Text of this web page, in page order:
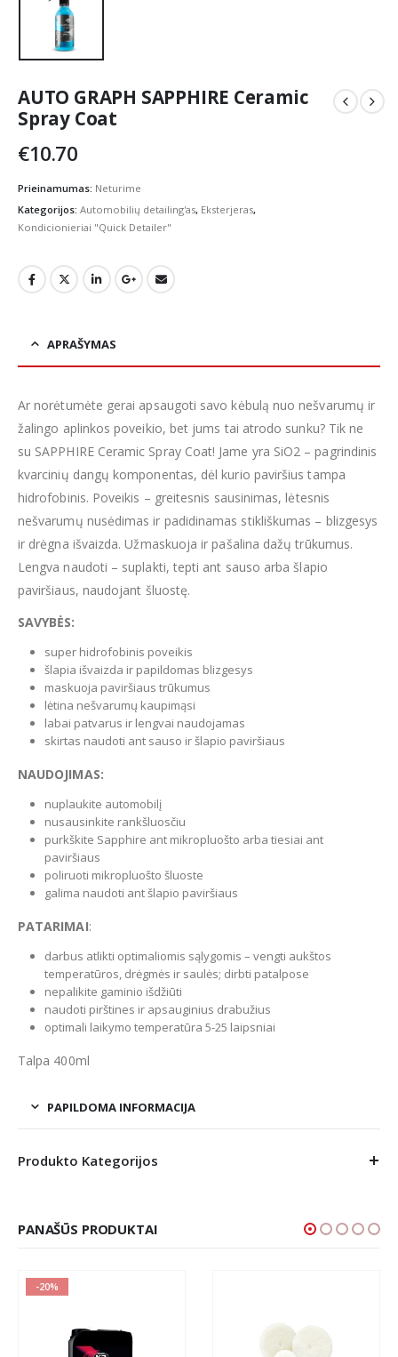
AUTO GRAPH SAPPHIRE Ceramic
Spray Coat
€10.70
Prieinamumas: Neturime
Kategorijos: Automobilių detailing'as, Eksterjeras,
Kondicionieriai "Quick Detailer"
APRAŠYMAS
Ar norėtumėte gerai apsaugoti savo kėbulą nuo nešvarumų ir
žalingo aplinkos poveikio, bet jums tai atrodo sunku? Tik ne
su SAPPHIRE Ceramic Spray Coat! Jame yra SiO2 – pagrindinis
kvarcinių dangų komponentas, dėl kurio paviršius tampa
hidrofobinis. Poveikis – greitesnis sausinimas, lėtesnis
nešvarumų nusėdimas ir padidinamas stikliškumas – blizgesys
ir drėgna išvaizda. Užmaskuoja ir pašalina dažų trūkumus.
Lengva naudoti – suplakti, tepti ant sauso arba šlapio
paviršiaus, naudojant šluostę.
SAVYBĖS:
super hidrofobinis poveikis
šlapia išvaizda ir papildomas blizgesys
maskuoja paviršiaus trūkumus
lėtina nešvarumų kaupimąsi
labai patvarus ir lengvai naudojamas
skirtas naudoti ant sauso ir šlapio paviršiaus
NAUDOJIMAS:
nuplaukite automobilį
nusausinkite rankšluosčiu
purkškite Sapphire ant mikropluošto arba tiesiai ant
paviršiaus
poliruoti mikropluošto šluoste
galima naudoti ant šlapio paviršiaus
PATARIMAI:
darbus atlikti optimaliomis sąlygomis – vengti aukštos
temperatūros, drėgmės ir saulės; dirbti patalpose
nepalikite gaminio išdžiūti
naudoti pirštines ir apsauginius drabužius
optimali laikymo temperatūra 5-25 laipsniai
Talpa 400ml
PAPILDOMA INFORMACIJA
Produkto Kategorijos
PANAŠŪS PRODUKTAI
-20%